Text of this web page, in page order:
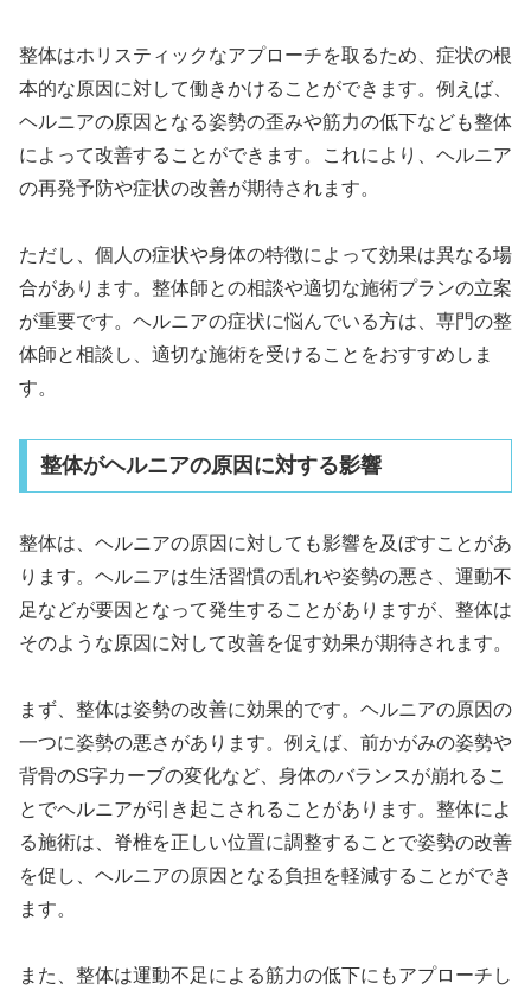
整体はホリスティックなアプローチを取るため、症状の根
本的な原因に対して働きかけることができます。例えば、
ヘルニアの原因となる姿勢の歪みや筋力の低下なども整体
によって改善することができます。これにより、ヘルニア
の再発予防や症状の改善が期待されます。
ただし、個人の症状や身体の特徴によって効果は異なる場
合があります。整体師との相談や適切な施術プランの立案
が重要です。ヘルニアの症状に悩んでいる方は、専門の整
体師と相談し、適切な施術を受けることをおすすめしま
す。
整体がヘルニアの原因に対する影響
整体は、ヘルニアの原因に対しても影響を及ぼすことがあ
ります。ヘルニアは生活習慣の乱れや姿勢の悪さ、運動不
足などが要因となって発生することがありますが、整体は
そのような原因に対して改善を促す効果が期待されます。
まず、整体は姿勢の改善に効果的です。ヘルニアの原因の
一つに姿勢の悪さがあります。例えば、前かがみの姿勢や
背骨のS字カーブの変化など、身体のバランスが崩れるこ
とでヘルニアが引き起こされることがあります。整体によ
る施術は、脊椎を正しい位置に調整することで姿勢の改善
を促し、ヘルニアの原因となる負担を軽減することができ
ます。
また、整体は運動不足による筋力の低下にもアプローチし